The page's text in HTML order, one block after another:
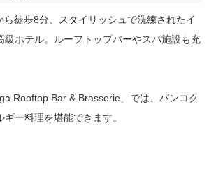
ら徒歩8分、スタイリッシュで洗練されたイ
級ホテル。ルーフトップバーやスパ施設も充
Rooftop Bar & Brasserie」では、バンコク
ー料理を堪能できます。